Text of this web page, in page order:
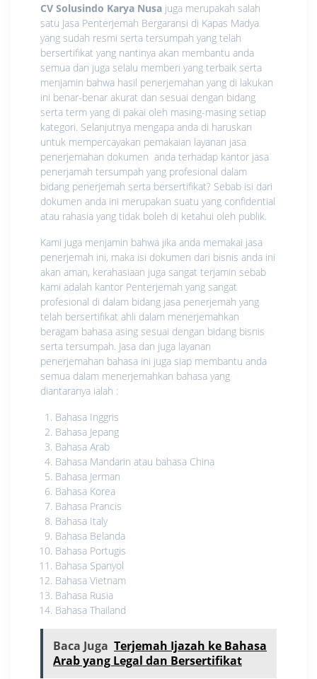
CV Solusindo Karya Nusa juga merupakah salah
satu Jasa Penterjemah Bergaransi di Kapas Madya
yang sudah resmi serta tersumpah yang telah
bersertifikat yang nantinya akan membantu anda
semua dan juga selalu memberi yang terbaik serta
menjamin bahwa hasil penerjemahan yang di lakukan
ini benar-benar akurat dan sesuai dengan bidang
serta term yang di pakai oleh masing-masing setiap
kategori. Selanjutnya mengapa anda di haruskan
untuk mempercayakan pemakaian layanan jasa
penerjemahan dokumen anda terhadap kantor jasa
penerjamah tersumpah yang profesional dalam
bidang penerjemah serta bersertifikat? Sebab isi dari
dokumen anda ini merupakan suatu yang confidential
atau rahasia yang tidak boleh di ketahui oleh publik.
Kami juga menjamin bahwa jika anda memakai jasa
penerjemah ini, maka isi dokumen dari bisnis anda ini
akan aman, kerahasiaan juga sangat terjamin sebab
kami adalah kantor Penterjemah yang sangat
profesional di dalam bidang jasa penerjemah yang
telah bersertifikat ahli dalam menerjemahkan
beragam bahasa asing sesuai dengan bidang bisnis
serta tersumpah. Jasa dan juga layanan
penerjemahan bahasa ini juga siap membantu anda
semua dalam menerjemahkan bahasa yang
diantaranya ialah :
Bahasa Inggris
Bahasa Jepang
Bahasa Arab
Bahasa Mandarin atau bahasa China
Bahasa Jerman
Bahasa Korea
Bahasa Prancis
Bahasa Italy
Bahasa Belanda
Bahasa Portugis
Bahasa Spanyol
Bahasa Vietnam
Bahasa Rusia
Bahasa Thailand
Baca Juga Terjemah Ijazah ke Bahasa
Arab yang Legal dan Bersertifikat